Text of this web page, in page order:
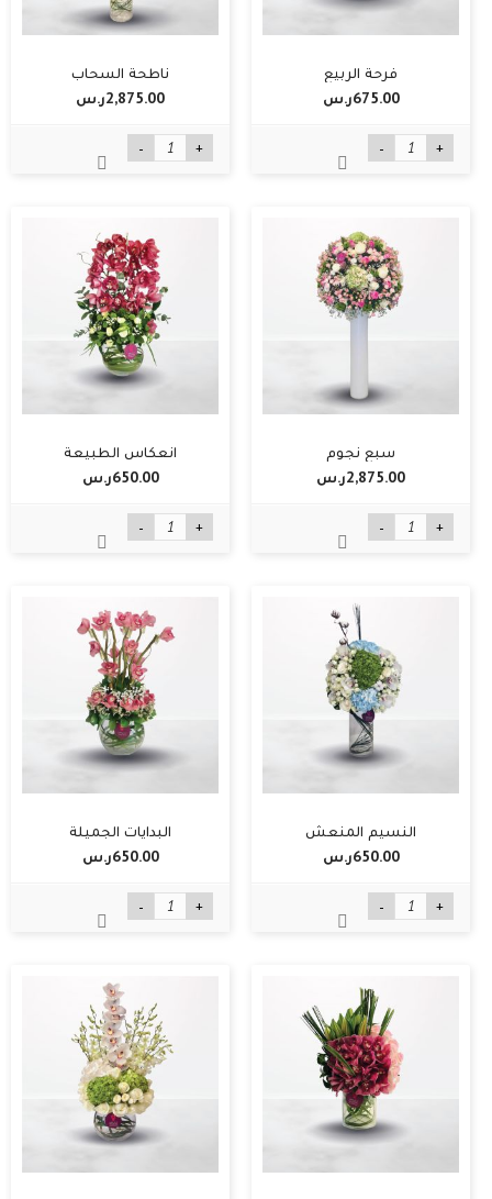
فرحة الربيع
675.00ر.س‏
- +
ناطحة السحاب
2,875.00ر.س‏
- +
سبع نجوم
2,875.00ر.س‏
- +
انعكاس الطبيعة
650.00ر.س‏
- +
النسيم المنعش
650.00ر.س‏
- +
البدايات الجميلة
650.00ر.س‏
- +